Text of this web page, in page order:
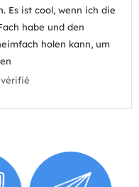
Es ist cool, wenn ich die
habe und den
holen kann, um